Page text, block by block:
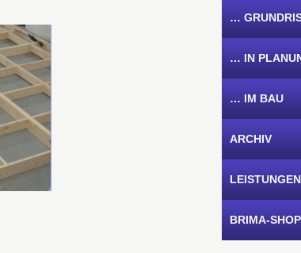
…
… IN
… IM BAU
ARCHIV
LEISTUNGEN
BRIMA-SHOP